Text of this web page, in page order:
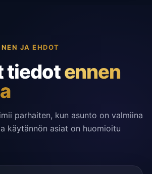
JA EHDOT
tiedotennen
parhaiten, kun asunto on valmiina
käytännön asiat on huomioitu